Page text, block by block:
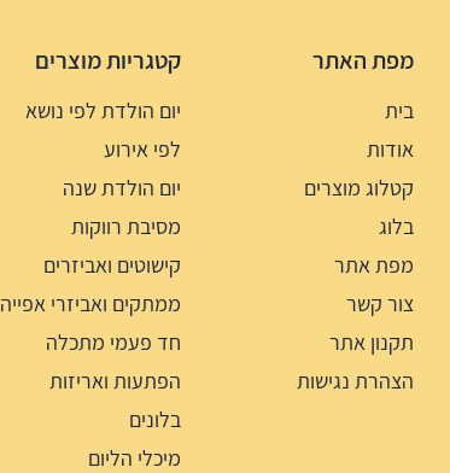
מפת האתר
בית
אודות
קטלוג מוצרים
בלוג
מפת אתר
צור קשר
תקנון אתר
הצהרת נגישות
קטגריות מוצרים
יום הולדת לפי נושא
לפי אירוע
יום הולדת שנה
מסיבת רווקות
קישוטים ואביזרים
ממתקים ואביזרי אפייה
חד פעמי מתכלה
הפתעות ואריזות
בלונים
מיכלי הליום